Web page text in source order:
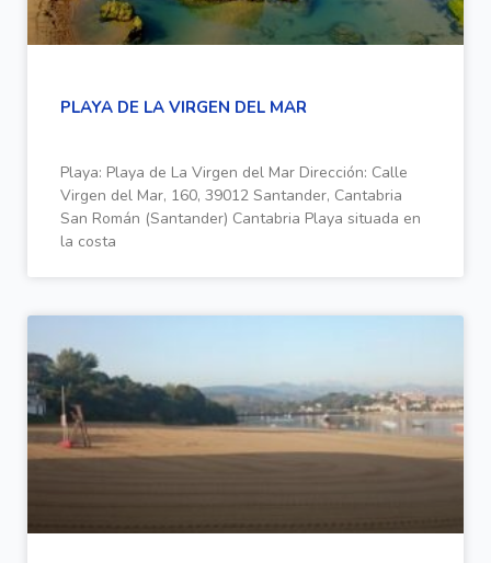
PLAYA DE LA VIRGEN DEL MAR
Playa: Playa de La Virgen del Mar Dirección: Calle
Virgen del Mar, 160, 39012 Santander, Cantabria
San Román (Santander) Cantabria Playa situada en
la costa